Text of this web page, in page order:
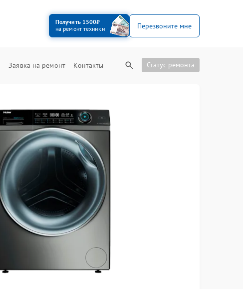
Получить 1500₽
на ремонт техники
Перезвоните мне
Заявка на ремонт Контакты Статус ремонта